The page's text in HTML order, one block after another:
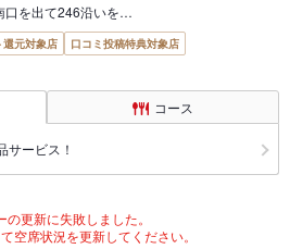
口を出て246沿いを…
還元対象店
口コミ投稿特典対象店
コース
サービス！
の更新に失敗しました。
空席状況を更新してください。